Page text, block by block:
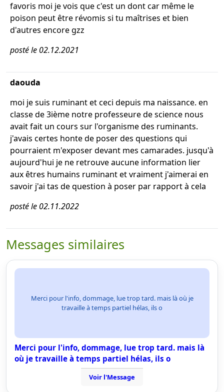
favoris moi je vois que c'est un dont car même le
poison peut être révomis si tu maîtrises et bien
d'autres encore gzz
posté le 02.12.2021
daouda
moi je suis ruminant et ceci depuis ma naissance. en
classe de 3ième notre professeure de science nous
avait fait un cours sur l'organisme des ruminants.
j'avais certes honte de poser des questions qui
pourraient m'exposer devant mes camarades. jusqu'à
aujourd'hui je ne retrouve aucune information lier
aux êtres humains ruminant et vraiment j'aimerai en
savoir j'ai tas de question à poser par rapport à cela
posté le 02.11.2022
Messages similaires
Merci pour l'info, dommage, lue trop tard. mais là où je
travaille à temps partiel hélas, ils o
Merci pour l'info, dommage, lue trop tard. mais là
où je travaille à temps partiel hélas, ils o
Voir l'Message